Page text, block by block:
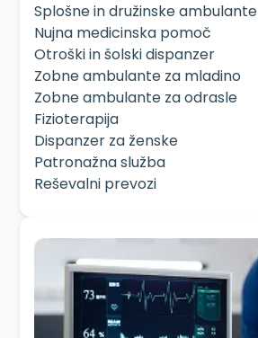
Splošne in družinske ambulante
Nujna medicinska pomoč
Otroški in šolski dispanzer
Zobne ambulante za mladino
Zobne ambulante za odrasle
Fizioterapija
Dispanzer za ženske
Patronažna služba
Reševalni prevozi